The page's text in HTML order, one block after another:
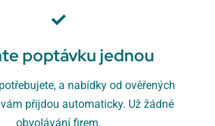
poptávku jednou
a nabídky od ověřených
přijdou automaticky. Už žádné
obvolávání firem.